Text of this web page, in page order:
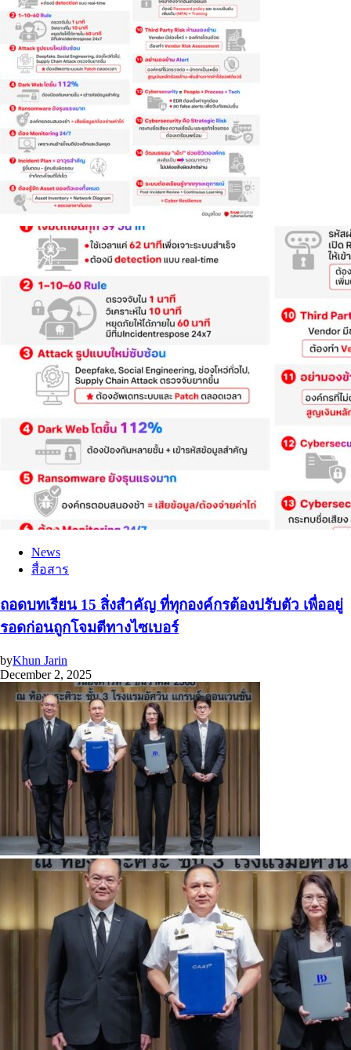
News
สื่อสาร
ถอดบทเรียน 15 สิ่งสำคัญ ที่ทุกองค์กรต้องปรับตัว เพื่ออยู่
รอดก่อนถูกโจมตีทางไซเบอร์
byKhun Jarin
December 2, 2025